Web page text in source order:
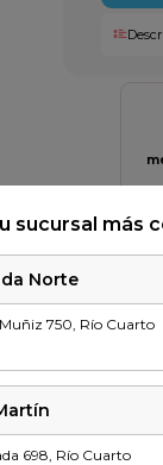
sucursal más
Norte
750 Río Cuarto
698 Río Cuarto